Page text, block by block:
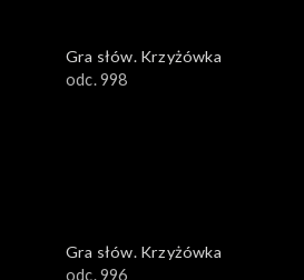
Gra słów. Krzyżówka
odc. 998
Gra słów. Krzyżówka
odc. 996